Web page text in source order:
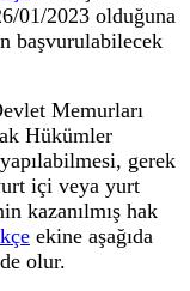
01/2023 olduğuna
başvurulabilecek
Memurları
Hükümler
gerek
içi veya yurt
kazanılmış hak
ekine aşağıda
olur.